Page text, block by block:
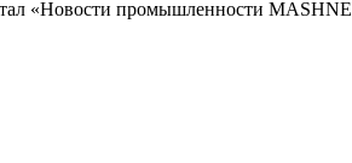
«Новости промышленности